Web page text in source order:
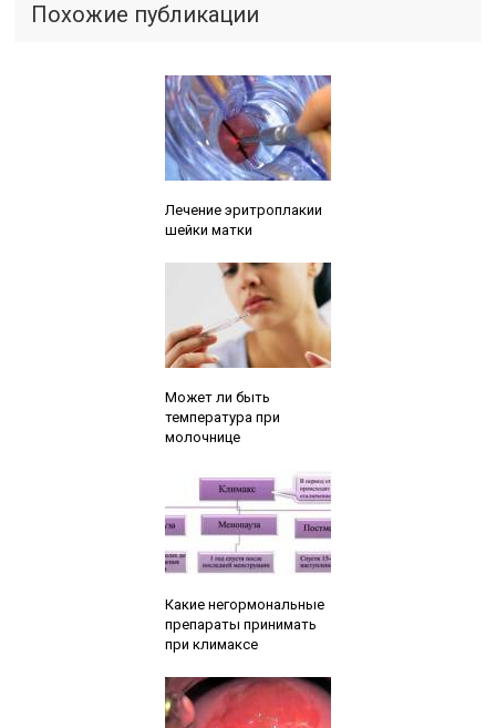
Похожие публикации
Лечение эритроплакии
шейки матки
Может ли быть
температура при
молочнице
Какие негормональные
препараты принимать
при климаксе